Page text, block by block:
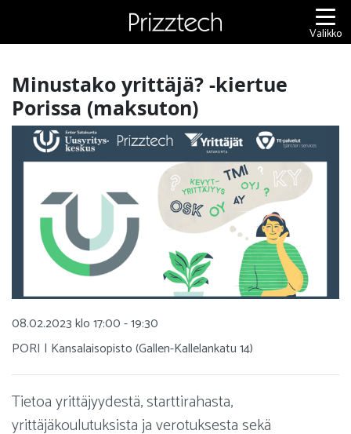
Valikko
Minustako yrittäjä? -kiertue
Porissa (maksuton)
08.02.2023 klo 17:00 - 19:30
PORI | Kansalaisopisto (Gallen-Kallelankatu 14)
Tietoa yrittäjyydestä, starttirahasta,
yrittäjäkoulutuksista ja verotuksesta sekä